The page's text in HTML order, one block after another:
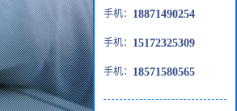
手机： 18871490254
手机： 15172325309
手机： 18571580565